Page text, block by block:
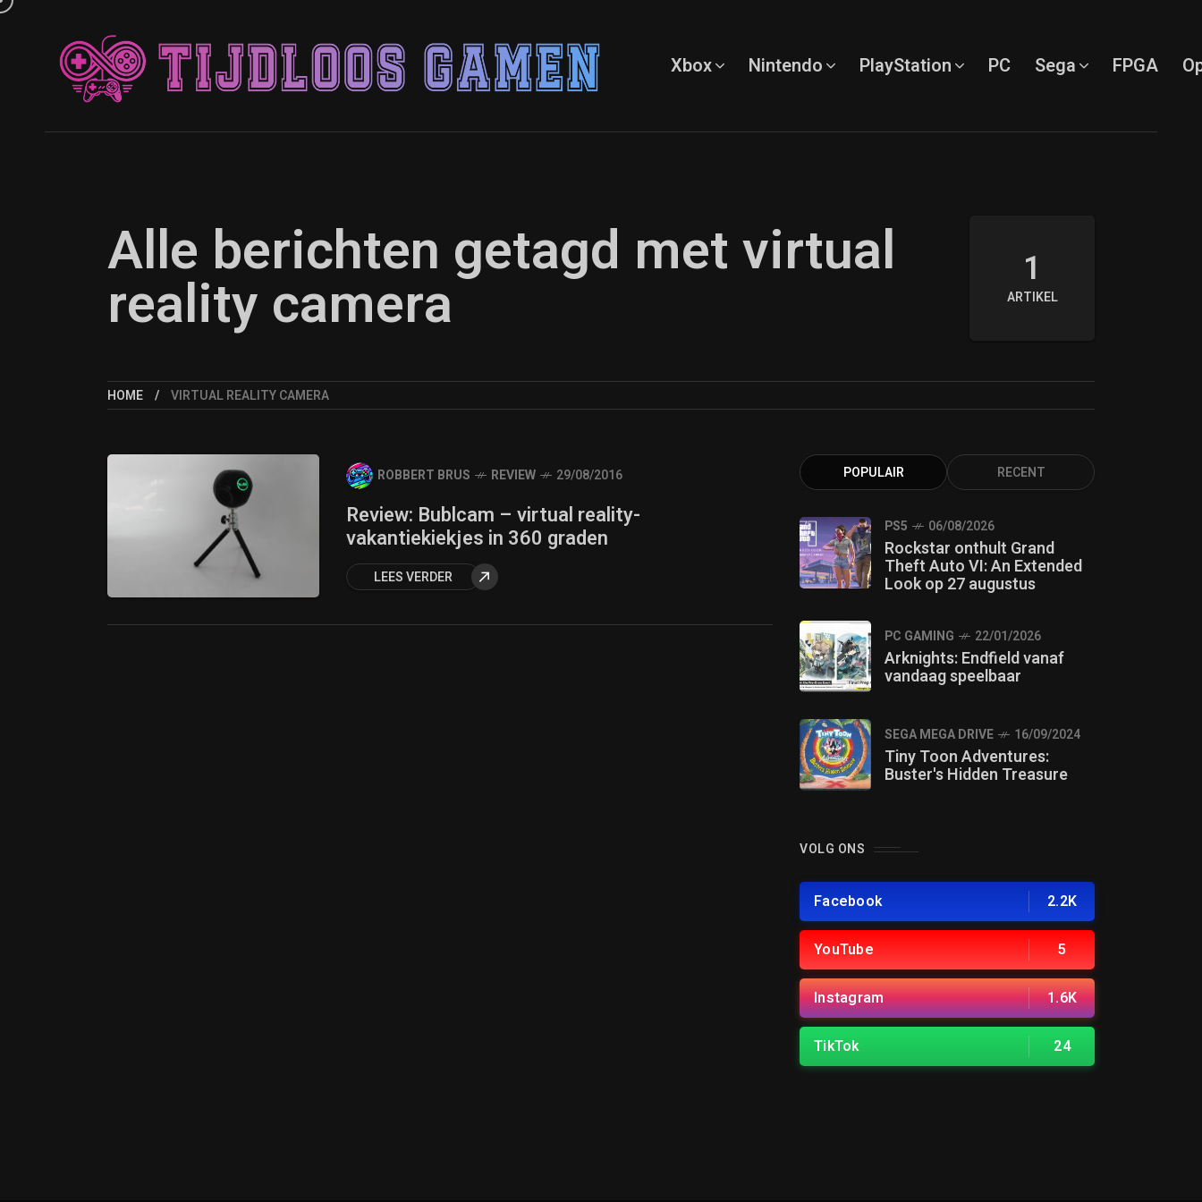
Xbox Nintendo PlayStation PC Sega FPGA
Alle berichten getagd met virtual
reality camera 1
ARTIKEL
HOME VIRTUAL REALITY CAMERA
ROBBERT BRUS REVIEW 29/08/2016
Review: Bublcam – virtual reality-
vakantiekiekjes in 360 graden
LEES VERDER
POPULAIR RECENT
PS5 06/08/2026
Rockstar onthult Grand
Theft Auto VI: An Extended
Look op 27 augustus
PC GAMING 22/01/2026
Arknights: Endfield vanaf
vandaag speelbaar
SEGA MEGA DRIVE 16/09/2024
Tiny Toon Adventures:
Buster's Hidden Treasure
VOLG ONS
Facebook 2.2K
YouTube 5
Instagram 1.6K
TikTok 24